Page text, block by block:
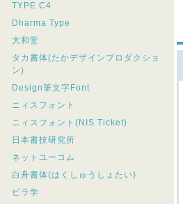
TYPE C4
Dharma Type
大和堂
タカ書体(たかデザインプロダクショ
ン)
Design筆文字Font
ニィスフォント
ニィスフォント(NIS Ticket)
日本書技研究所
ネットユーコム
白舟書体(はくしゅうしょたい)
ビラ学